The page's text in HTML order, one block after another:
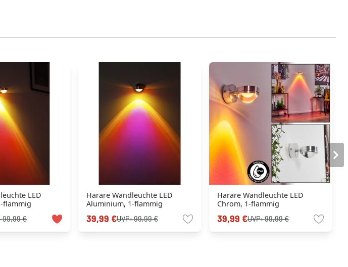
LED
flammig
99,99 €
Harare Wandleuchte LED
Aluminium, 1-flammig
39,99 €UVP:99,99 €
Harare Wandleuchte LED
Chrom, 1-flammig
39,99 €UVP:99,99 €